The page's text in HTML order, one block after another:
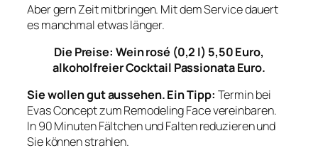
Aber gern Zeit mitbringen. Mit dem Service dauert
es manchmal etwas länger.
Die Preise: Wein rosé (0,2 l) 5,50 Euro,
alkoholfreier Cocktail Passionata Euro.
Sie wollen gut aussehen. Ein Tipp: Termin bei
Evas Concept zum Remodeling Face vereinbaren.
In 90 Minuten Fältchen und Falten reduzieren und
Sie können strahlen.